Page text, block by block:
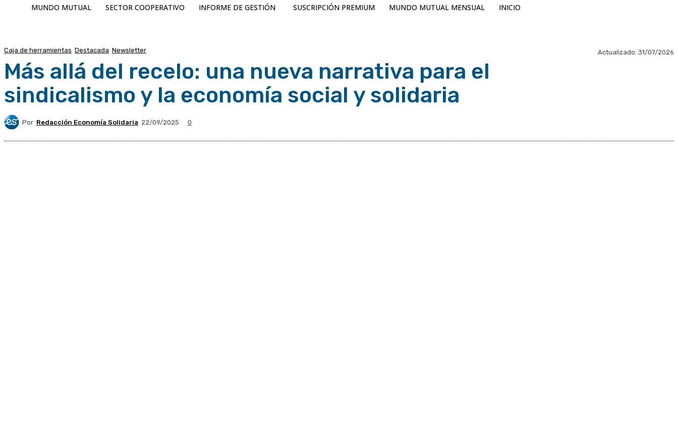
MUNDO MUTUAL SECTOR COOPERATIVO INFORME DE GESTIÓN SUSCRIPCIÓN PREMIUM MUNDO MUTUAL MENSUAL INICIO
Caja de herramientas Destacada Newsletter Actualizado: 31/07/2026
Más allá del recelo: una nueva narrativa para el
sindicalismo y la economía social y solidaria
Por Redacción Economía Solidaria 22/09/2025 0